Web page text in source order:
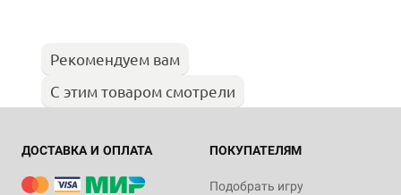
Рекомендуем вам
С этим товаром смотрели
ДОСТАВКА И ОПЛАТА ПОКУПАТЕЛЯМ
Подобрать игру